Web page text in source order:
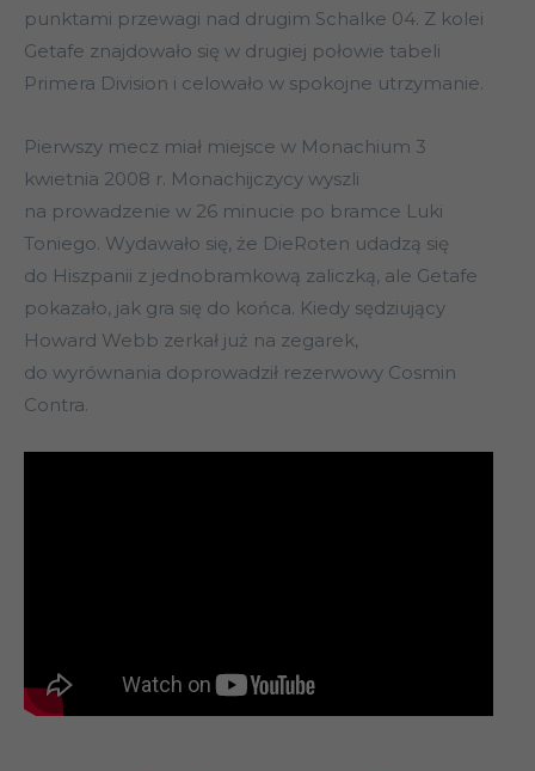
punktami przewagi nad drugim Schalke 04. Z kolei
Getafe znajdowało się w drugiej połowie tabeli
Primera Division i celowało w spokojne utrzymanie.
Pierwszy mecz miał miejsce w Monachium 3
kwietnia 2008 r. Monachijczycy wyszli
na prowadzenie w 26 minucie po bramce Luki
Toniego. Wydawało się, że DieRoten udadzą się
do Hiszpanii z jednobramkową zaliczką, ale Getafe
pokazało, jak gra się do końca. Kiedy sędziujący
Howard Webb zerkał już na zegarek,
do wyrównania doprowadził rezerwowy Cosmin
Contra.